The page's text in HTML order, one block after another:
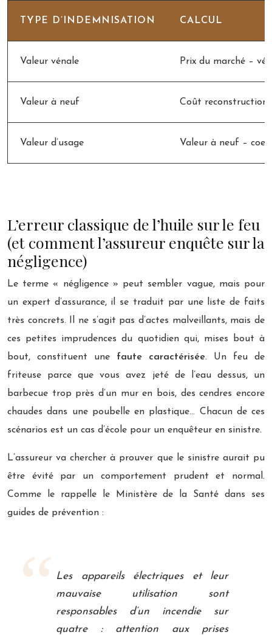
TYPE D’INDEMNISATION CALCUL
Valeur vénale Prix du marché –
Valeur à neuf Coût reconstruction
Valeur d’usage Valeur à neuf –
L’erreur classique de l’huile sur le feu
(et comment l’assureur enquête sur la
négligence)
Le terme « négligence » peut sembler vague, mais pour
un expert d’assurance, il se traduit par une liste de faits
très concrets. Il ne s’agit pas d’actes malveillants, mais de
ces petites imprudences du quotidien qui, mises bout à
bout, constituent une faute caractérisée. Un feu de
friteuse parce que vous avez jeté de l’eau dessus, un
barbecue trop près d’un mur en bois, des cendres encore
chaudes dans une poubelle en plastique… Chacun de ces
scénarios est un cas d’école pour un enquêteur en sinistre.
L’assureur va chercher à prouver que le sinistre aurait pu
être évité par un comportement prudent et normal.
Comme le rappelle le Ministère de la Santé dans ses
guides de prévention :
Les appareils électriques et leur
mauvaise utilisation sont
responsables d’un incendie sur
quatre : attention aux prises